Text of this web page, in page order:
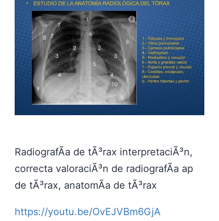
RadiografÃ­a de tÃ³rax interpretaciÃ³n,
correcta valoraciÃ³n de radiografÃ­a ap
de tÃ³rax, anatomÃ­a de tÃ³rax
https://youtu.be/OvEJVBm6GjA